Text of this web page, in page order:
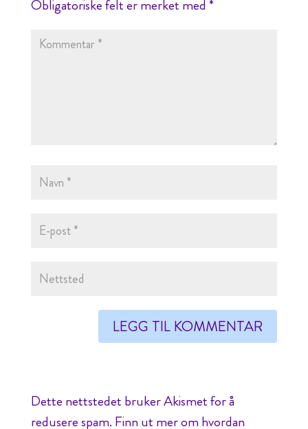
Obligatoriske felt er merket med*
Dette nettstedet bruker Akismet for å
redusere spam. Finn ut mer om hvordan